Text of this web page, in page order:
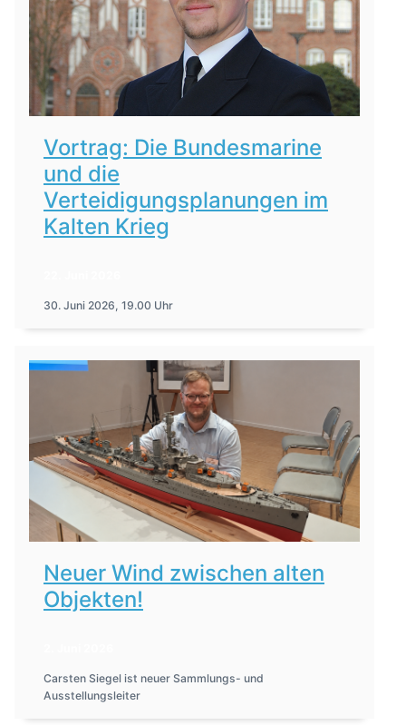
Vortrag: Die Bundesmarine
und die
Verteidigungsplanungen im
Kalten Krieg
30. Juni 2026, 19.00 Uhr
Neuer Wind zwischen alten
Objekten!
Carsten Siegel ist neuer Sammlungs- und
Ausstellungsleiter